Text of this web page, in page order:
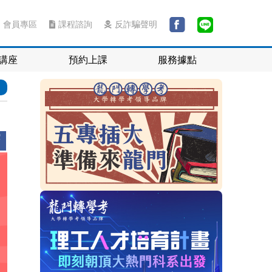
會員專區 課程諮詢 反詐騙聲明
座 預約上課 服務據點